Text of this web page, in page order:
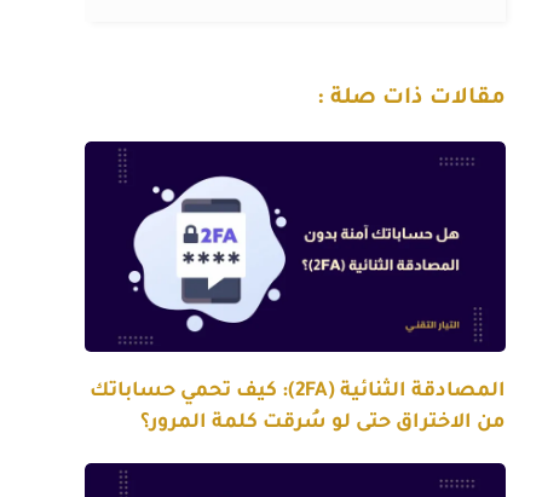
مقالات ذات صلة :
المصادقة الثنائية (2FA): كيف تحمي حساباتك
من الاختراق حتى لو سُرقت كلمة المرور؟